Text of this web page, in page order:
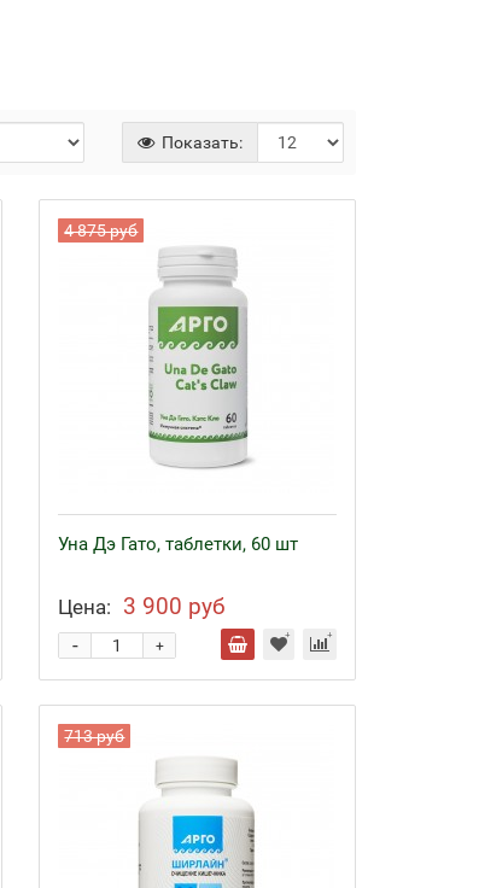
Показать:
4 875 руб
Уна Дэ Гато, таблетки, 60 шт
Цена: 3 900 руб
+
-
713 руб